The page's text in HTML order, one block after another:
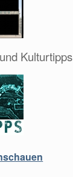
Kulturtipps